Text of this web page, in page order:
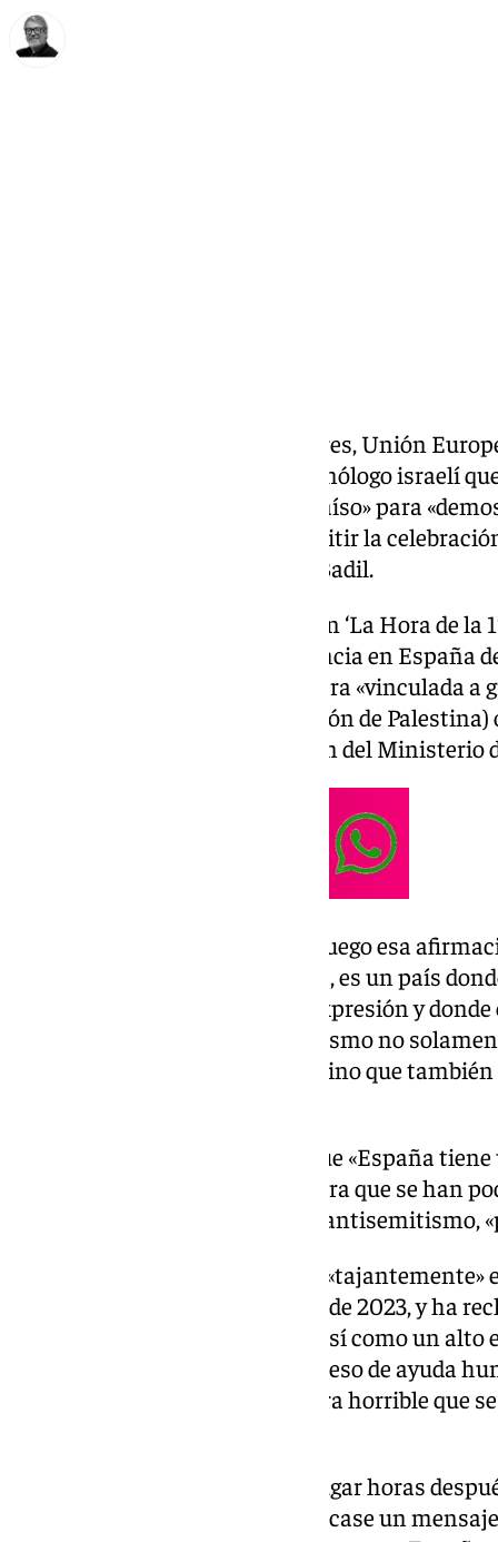
El ministro de Asuntos Exteriores, Unión
, ha respondido a su homólogo israelí
acusar a España de ser «un paraíso» para
destrucción de Israel» por permitir la
organización palestina Masar Badil.
Preguntado en una entrevista en ‘La Hora de la
Press, sobre si conocía la presencia en
Masar Badil –que Israel considera «vinculada
(Frente Popular para la Liberación de
que no, rechazando la acusación del Ministerio
«No, no lo conocíamos y desde luego esa
España es un país de tolerancia, es un país
en libertad y tener libertad de expresión y
odio. Por supuesto el antisemitismo no
por toda la sociedad española, sino que
Albares ha recordado a Israel que «España
jueces», y que si alguien considera que se han
delito de incitación al odio o de antisemitismo,
Con todo, ha vuelto a condenar
del 7 de octubre de 2023, y ha
incondicional de los rehenes», así como un alto
permanente, que permita el acceso de ayuda
Gaza», y que termine «esta guerra horrible que
La respuesta de Albares tiene lugar horas
Asuntos Exteriores israelí publicase un